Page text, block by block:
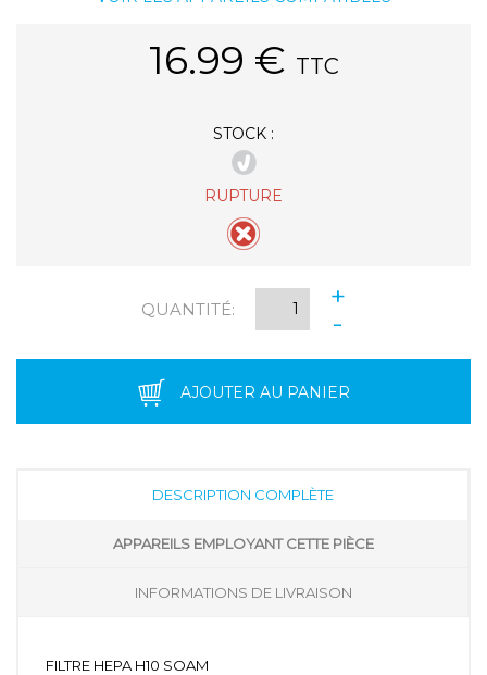
16.99 € TTC
STOCK :
RUPTURE
QUANTITÉ:
+
-
AJOUTER AU PANIER
DESCRIPTION COMPLÈTE
APPAREILS EMPLOYANT CETTE PIÈCE
INFORMATIONS DE LIVRAISON
FILTRE HEPA H10 SOAM